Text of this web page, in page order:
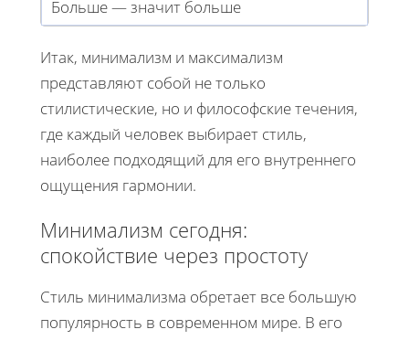
Больше — значит больше
Итак, минимализм и максимализм
представляют собой не только
стилистические, но и философские течения,
где каждый человек выбирает стиль,
наиболее подходящий для его внутреннего
ощущения гармонии.
Минимализм сегодня:
спокойствие через простоту
Стиль минимализма обретает все большую
популярность в современном мире. В его